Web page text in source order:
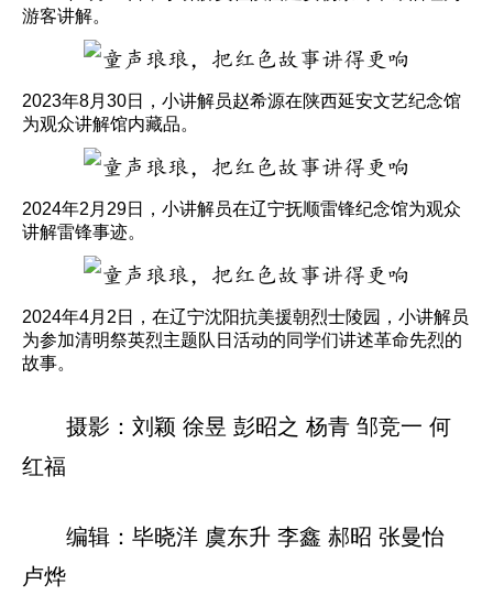
游客讲解。
2023年8月30日，小讲解员赵希源在陕西延安文艺纪念馆
为观众讲解馆内藏品。
2024年2月29日，小讲解员在辽宁抚顺雷锋纪念馆为观众
讲解雷锋事迹。
2024年4月2日，在辽宁沈阳抗美援朝烈士陵园，小讲解员
为参加清明祭英烈主题队日活动的同学们讲述革命先烈的
故事。
摄影：刘颖 徐昱 彭昭之 杨青 邹竞一 何
红福
编辑：毕晓洋 虞东升 李鑫 郝昭 张曼怡
卢烨